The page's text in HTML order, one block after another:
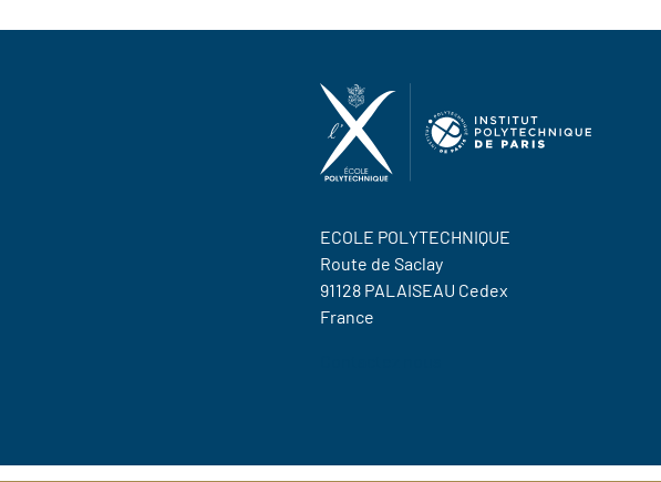
ECOLE POLYTECHNIQUE
Route de Saclay
91128 PALAISEAU Cedex
France